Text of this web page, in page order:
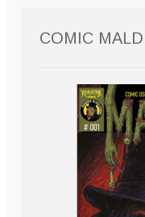
COMIC